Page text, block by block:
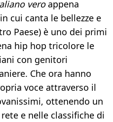
veroappena
cui canta le bellezze e
Paese) è uno dei primi
hip hop tricolore le
con genitori
Che ora hanno
voce attraverso il
ottenendo un
e nelle classifiche di